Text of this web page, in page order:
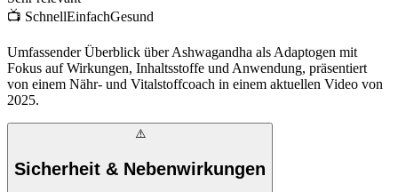
📺 SchnellEinfachGesund
Umfassender Überblick über Ashwagandha als Adaptogen mit
Fokus auf Wirkungen, Inhaltsstoffe und Anwendung, präsentiert
von einem Nähr- und Vitalstoffcoach in einem aktuellen Video von
2025.
⚠️
Sicherheit & Nebenwirkungen